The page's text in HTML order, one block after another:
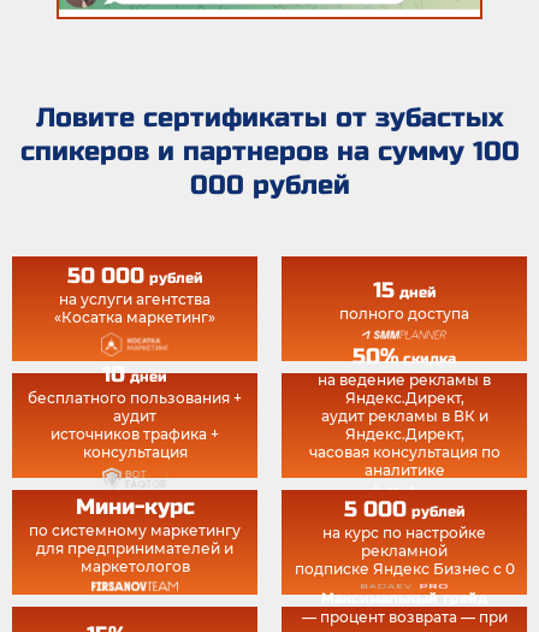
Ловите сертификаты от зубастых
спикеров и партнеров на сумму 100
000 рублей
50 000рублей
на услуги агентства
«Косатка маркетинг»
15дней
полного доступа
10дней
бесплатного пользования +
аудит
источников трафика +
консультация
50%скидка
на ведение рекламы в
Яндекс.Директ,
аудит рекламы в ВК и
Яндекс.Директ,
часовая консультация по
аналитике
Мини-курс
по системному маркетингу
для предпринимателей и
маркетологов
5 000рублей
на курс по настройке
рекламной
подписке Яндекс Бизнес с 0
Максимальный грейд
— процент возврата — при